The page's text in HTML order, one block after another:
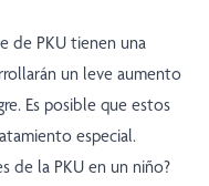
de PKU tienen una
un leve aumento
Es posible que estos
especial.
de la PKU en un niño?